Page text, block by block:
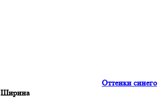
Оттенки синего
Ширина